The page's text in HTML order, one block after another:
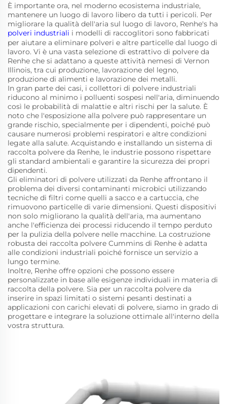
È importante ora, nel moderno ecosistema industriale,
mantenere un luogo di lavoro libero da tutti i pericoli. Per
migliorare la qualità dell'aria sul luogo di lavoro, Renhe's ha
polveri industriali i modelli di raccoglitori sono fabbricati
per aiutare a eliminare polveri e altre particelle dal luogo di
lavoro. Vi è una vasta selezione di estrattivo di polvere da
Renhe che si adattano a queste attività nemesi di Vernon
Illinois, tra cui produzione, lavorazione del legno,
produzione di alimenti e lavorazione dei metalli.
In gran parte dei casi, i collettori di polvere industriali
riducono al minimo i polluenti sospesi nell'aria, diminuendo
così le probabilità di malattie e altri rischi per la salute. È
noto che l'esposizione alla polvere può rappresentare un
grande rischio, specialmente per i dipendenti, poiché può
causare numerosi problemi respiratori e altre condizioni
legate alla salute. Acquistando e installando un sistema di
raccolta polvere da Renhe, le industrie possono rispettare
gli standard ambientali e garantire la sicurezza dei propri
dipendenti.
Gli eliminatori di polvere utilizzati da Renhe affrontano il
problema dei diversi contaminanti microbici utilizzando
tecniche di filtri come quelli a sacco e a cartuccia, che
rimuovono particelle di varie dimensioni. Questi dispositivi
non solo migliorano la qualità dell'aria, ma aumentano
anche l'efficienza dei processi riducendo il tempo perduto
per la pulizia della polvere nelle macchine. La costruzione
robusta dei raccolta polvere Cummins di Renhe è adatta
alle condizioni industriali poiché fornisce un servizio a
lungo termine.
Inoltre, Renhe offre opzioni che possono essere
personalizzate in base alle esigenze individuali in materia di
raccolta della polvere. Sia per un raccolta polvere da
inserire in spazi limitati o sistemi pesanti destinati a
applicazioni con carichi elevati di polvere, siamo in grado di
progettare e integrare la soluzione ottimale all'interno della
vostra struttura.